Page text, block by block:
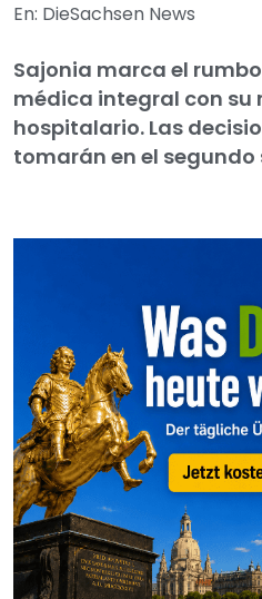
En: DieSachsen News
Sajonia marca el
médica integral con su
hospitalario. Las
tomarán en el segundo